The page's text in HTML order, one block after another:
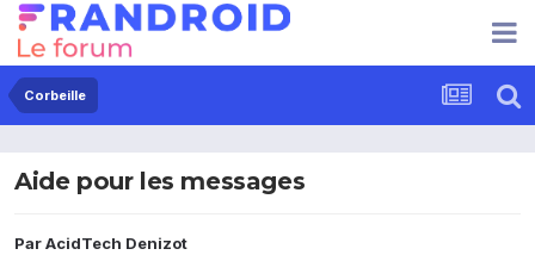
Corbeille
Aide pour les messages
ParAcidTech Denizot